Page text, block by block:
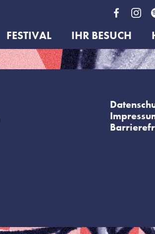
FESTIVAL IHR BESUCH